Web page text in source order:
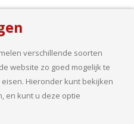
maar dan liefst wel zo
wilt starten met een
op basis van gedegen
hebben of een helder advies
verschillende soorten
website zo goed mogelijk te
Hieronder kunt bekijken
en kunt u deze optie